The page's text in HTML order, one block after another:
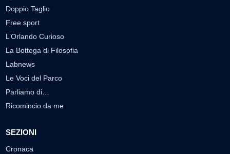
Doppio Taglio
Free sport
L’Orlando Curioso
La Bottega di Filosofia
Labnews
Le Voci del Parco
Parliamo di…
Ricomincio da me
SEZIONI
Cronaca